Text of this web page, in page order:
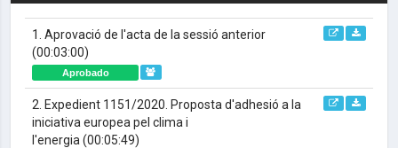
1. Aprovació de l'acta de la sessió anterior
(00:03:00)
Aprobado
2. Expedient 1151/2020. Proposta d'adhesió a la
iniciativa europea pel clima i
l'energia (00:05:49)